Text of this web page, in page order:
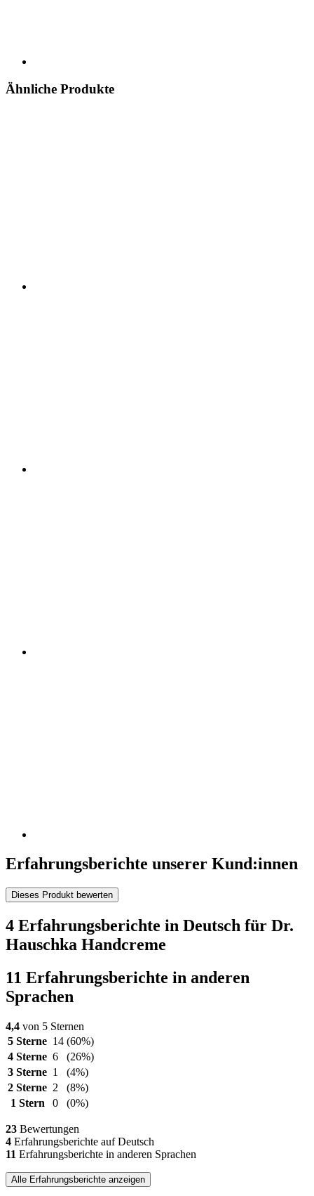
Ähnliche Produkte
Erfahrungsberichte unserer Kund:innen
Dieses Produkt bewerten
4 Erfahrungsberichte in Deutsch für Dr.
Hauschka Handcreme
11 Erfahrungsberichte in anderen
Sprachen
4,4 von 5 Sternen
5 Sterne 14 (60%)
4 Sterne 6
(26%)
3 Sterne 1
(4%)
2 Sterne 2
(8%)
1 Stern
0 (0%)
23 Bewertungen
4 Erfahrungsberichte auf Deutsch
11 Erfahrungsberichte in anderen Sprachen
Alle Erfahrungsberichte anzeigen